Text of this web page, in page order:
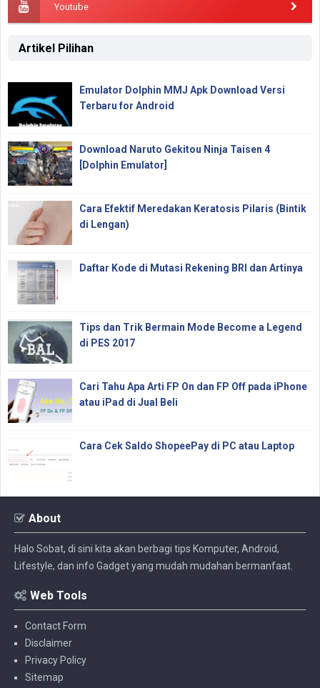
Youtube
Artikel Pilihan
Emulator Dolphin MMJ Apk Download Versi
Terbaru for Android
Download Naruto Gekitou Ninja Taisen 4
[Dolphin Emulator]
Cara Efektif Meredakan Keratosis Pilaris (Bintik
di Lengan)
Daftar Kode di Mutasi Rekening BRI dan Artinya
Tips dan Trik Bermain Mode Become a Legend
di PES 2017
Cari Tahu Apa Arti FP On dan FP Off pada iPhone
atau iPad di Jual Beli
Cara Cek Saldo ShopeePay di PC atau Laptop
About
Halo Sobat, di sini kita akan berbagi tips Komputer, Android,
Lifestyle, dan info Gadget yang mudah mudahan bermanfaat.
Web Tools
Contact Form
Disclaimer
Privacy Policy
Sitemap